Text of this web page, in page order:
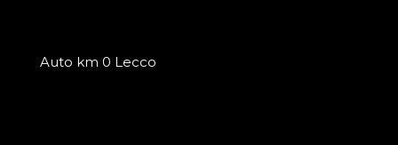
Auto km 0 Lecco